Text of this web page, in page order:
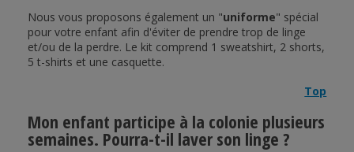
Nous vous proposons également un "uniforme" spécial
pour votre enfant afin d'éviter de prendre trop de linge
et/ou de la perdre. Le kit comprend 1 sweatshirt, 2 shorts,
5 t-shirts et une casquette.
Top
Mon enfant participe à la colonie plusieurs
semaines. Pourra-t-il laver son linge ?